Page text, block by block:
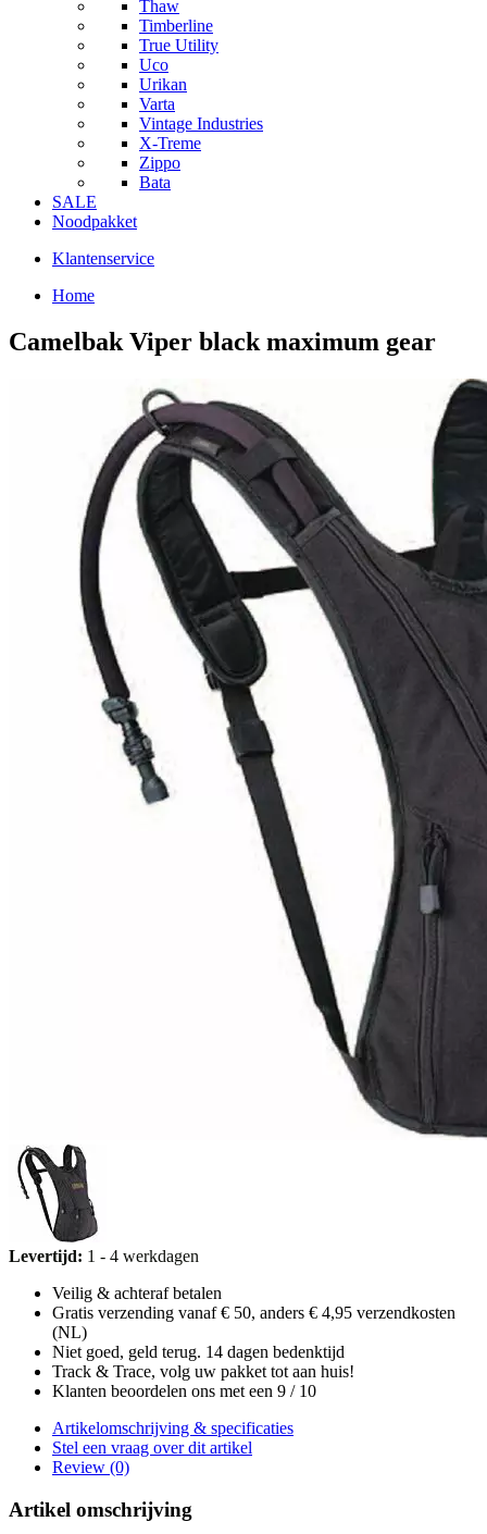
Thaw
Timberline
True Utility
Uco
Urikan
Varta
Vintage Industries
X-Treme
Zippo
Bata
SALE
Noodpakket
Klantenservice
Home
Camelbak Viper black maximum gear
Levertijd: 1 - 4 werkdagen
Veilig & achteraf betalen
Gratis verzending vanaf € 50, anders € 4,95 verzendkosten
(NL)
Niet goed, geld terug. 14 dagen bedenktijd
Track & Trace, volg uw pakket tot aan huis!
Klanten beoordelen ons met een 9 / 10
Artikelomschrijving & specificaties
Stel een vraag over dit artikel
Review (0)
Artikel omschrijving